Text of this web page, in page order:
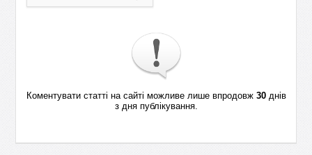
Коментувати статті на сайті можливе лише впродовж 30днів
з дня публікування.